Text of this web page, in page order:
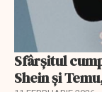
Sfârșitul
Shein și